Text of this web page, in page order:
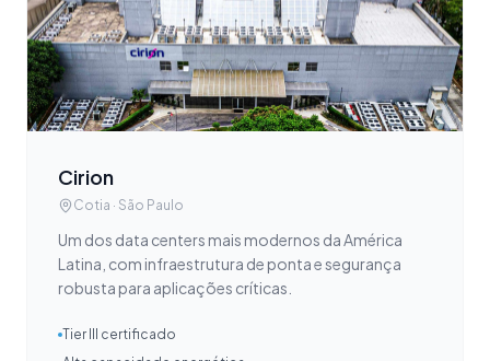
Cirion
Cotia · São Paulo
Um dos data centers mais modernos da América
Latina, com infraestrutura de ponta e segurança
robusta para aplicações críticas.
Tier III certificado